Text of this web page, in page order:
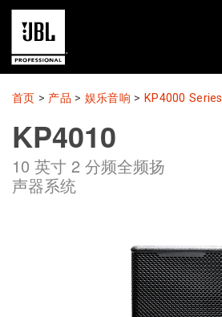
产品
案例研究
学习课程
首页 > 产品 > 娱乐音响 > KP4000 Series
KP4010
10 英寸 2 分频全频扬
声器系统